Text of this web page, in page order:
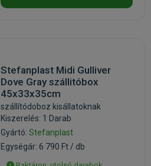
Stefanplast Midi Gulliver
Dove Gray szállitóbox
45x33x35cm
szállítódoboz kisállatoknak
Kiszerelés: 1 Darab
Gyártó: Stefanplast
Egységár: 6 790 Ft / db